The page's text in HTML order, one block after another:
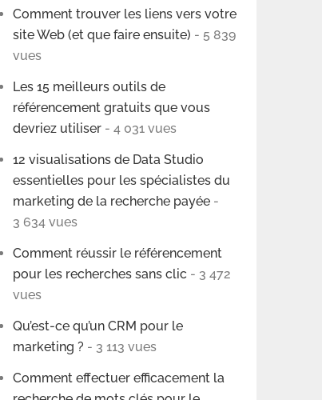
Comment trouver les liens vers votre
site Web (et que faire ensuite) - 5 839
vues
Les 15 meilleurs outils de
référencement gratuits que vous
devriez utiliser - 4 031 vues
12 visualisations de Data Studio
essentielles pour les spécialistes du
marketing de la recherche payée -
3 634 vues
Comment réussir le référencement
pour les recherches sans clic - 3 472
vues
Qu’est-ce qu’un CRM pour le
marketing ? - 3 113 vues
Comment effectuer efficacement la